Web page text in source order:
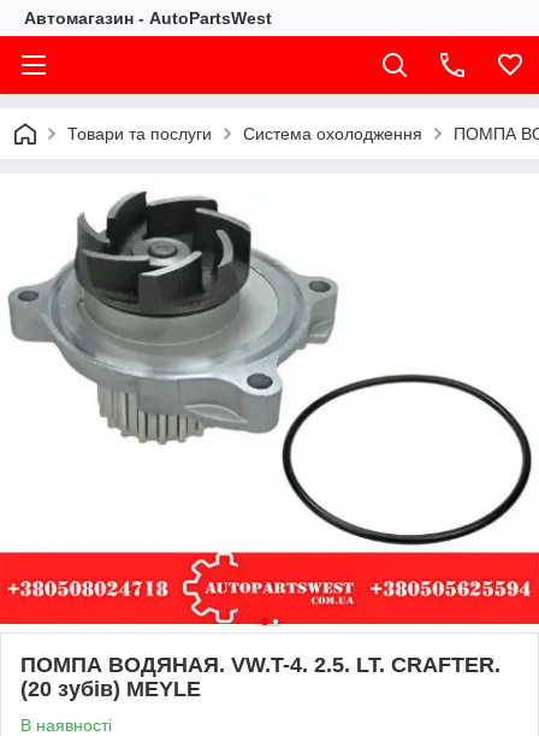
Автомагазин - AutoPartsWest
Товари та послуги Система охолодження ПОМПА
ПОМПА ВОДЯНАЯ. VW.T-4. 2.5. LT. CRAFTER.
(20 зубів) MEYLE
В наявності